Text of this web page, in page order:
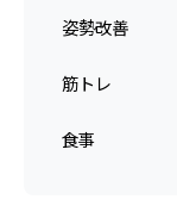
姿勢改善
筋トレ
食事